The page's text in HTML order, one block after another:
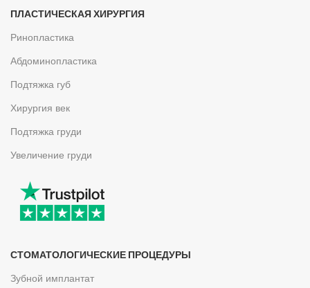
ПЛАСТИЧЕСКАЯ ХИРУРГИЯ
Ринопластика
Абдоминопластика
Подтяжка губ
Хирургия век
Подтяжка груди
Увеличение груди
СТОМАТОЛОГИЧЕСКИЕ ПРОЦЕДУРЫ
Зубной имплантат